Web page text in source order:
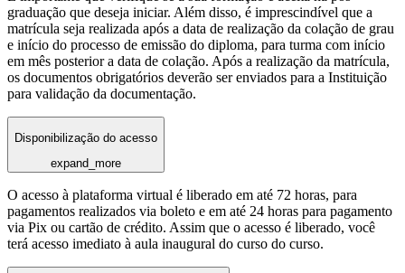
graduação que deseja iniciar. Além disso, é imprescindível que a
matrícula seja realizada após a data de realização da colação de grau
e início do processo de emissão do diploma, para turma com início
em mês posterior a data de colação. Após a realização da matrícula,
os documentos obrigatórios deverão ser enviados para a Instituição
para validação da documentação.
Disponibilização do acesso
expand_more
O acesso à plataforma virtual é liberado em até 72 horas, para
pagamentos realizados via boleto e em até 24 horas para pagamento
via Pix ou cartão de crédito. Assim que o acesso é liberado, você
terá acesso imediato à aula inaugural do curso do curso.